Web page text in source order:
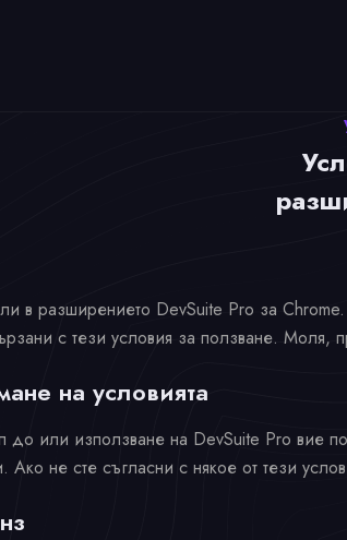
в разширението DevSuite Pro за Chrome.
с тези условия за ползване. Моля,
на условията
до или използване на DevSuite Pro вие
Ако не сте съгласни с някое от тези